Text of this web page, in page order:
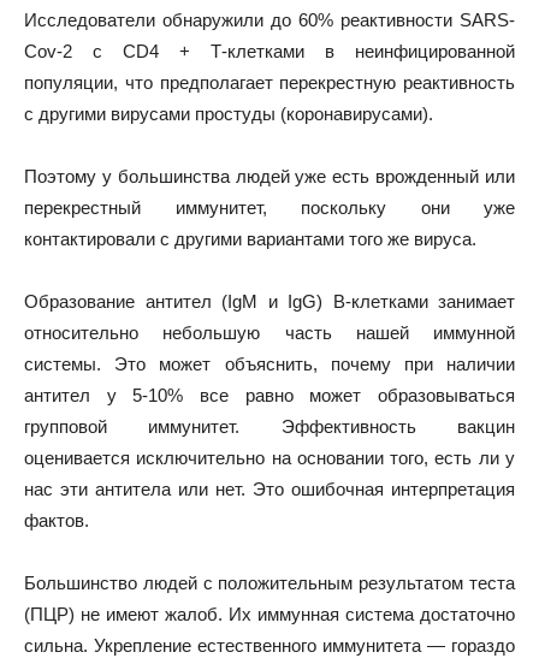
Исследователи обнаружили до 60% реактивности SARS-
Cov-2 с CD4 + Т-клетками в неинфицированной
популяции, что предполагает перекрестную реактивность
с другими вирусами простуды (коронавирусами).
Поэтому у большинства людей уже есть врожденный или
перекрестный иммунитет, поскольку они уже
контактировали с другими вариантами того же вируса.
Образование антител (IgM и IgG) B-клетками занимает
относительно небольшую часть нашей иммунной
системы. Это может объяснить, почему при наличии
антител у 5-10% все равно может образовываться
групповой иммунитет. Эффективность вакцин
оценивается исключительно на основании того, есть ли у
нас эти антитела или нет. Это ошибочная интерпретация
фактов.
Большинство людей с положительным результатом теста
(ПЦР) не имеют жалоб. Их иммунная система достаточно
сильна. Укрепление естественного иммунитета — гораздо